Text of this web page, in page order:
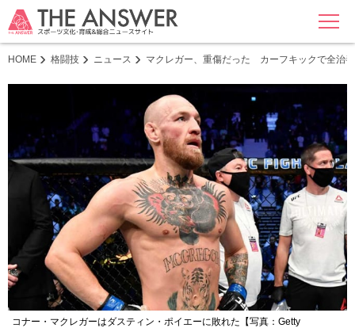
MENU
HOME 格闘技 ニュース マクレガー、重傷だった カーフキックで全治
コナー・マクレガーはダスティン・ポイエーに敗れた【写真：Getty